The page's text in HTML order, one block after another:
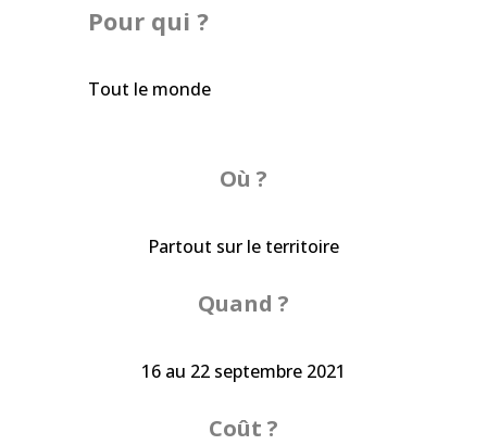
Pour qui ?
Tout le monde
Où ?
Partout sur le territoire
Quand ?
16 au 22 septembre 2021
Coût ?